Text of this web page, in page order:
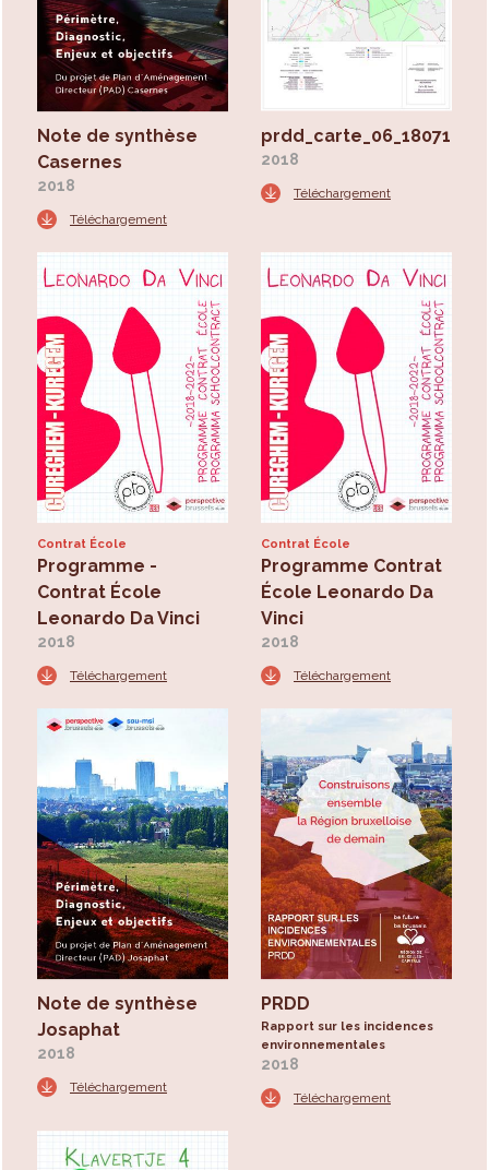
Note de synthèse
Casernes
2018
Téléchargement
2018
Téléchargement
Contrat École
Programme -
Contrat École
Leonardo Da Vinci
2018
Téléchargement
Contrat École
Programme Contrat
École Leonardo Da
Vinci
2018
Téléchargement
Note de synthèse
Josaphat
2018
Téléchargement
PRDD
Rapport sur les incidences
environnementales
2018
Téléchargement